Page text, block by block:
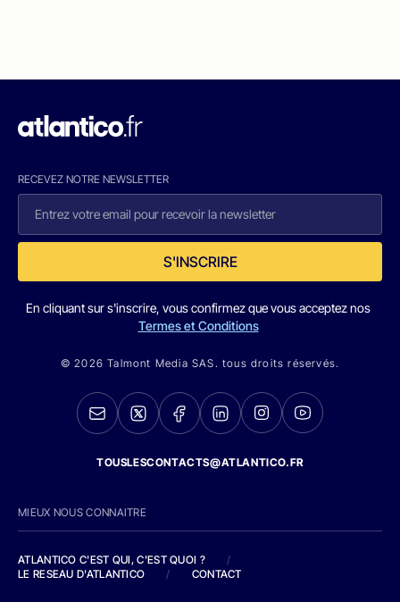
RECEVEZ NOTRE NEWSLETTER
S'INSCRIRE
En cliquant sur s'inscrire, vous confirmez que vous acceptez nos
Termes et Conditions
© 2026 Talmont Media SAS. tous droits réservés.
TOUSLESCONTACTS@ATLANTICO.FR
MIEUX NOUS CONNAITRE
ATLANTICO C'EST QUI, C'EST QUOI ?
/
LE RESEAU D'ATLANTICO
/ CONTACT